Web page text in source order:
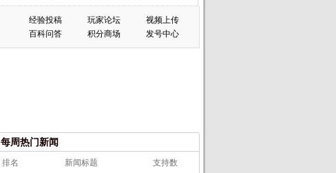
经验投稿 玩家论坛
视频上传
百科问答
积分商场 发号中心
每周热门新闻
排名 新闻标题 支持数